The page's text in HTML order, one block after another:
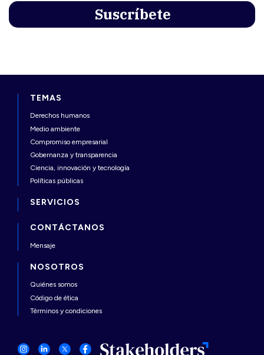
TEMAS
Derechos humanos
Medio ambiente
Compromiso empresarial
Gobernanza y transparencia
Ciencia, innovación y tecnología
Políticas públicas
SERVICIOS
CONTÁCTANOS
Mensaje
NOSOTROS
Quiénes somos
Código de ética
Términos y condiciones